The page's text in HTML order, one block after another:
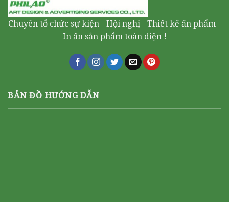
Chuyên tổ chức sự kiện - Hội nghị - Thiết kế ấn phẩm -
In ấn sản phẩm toàn diện !
BẢN ĐỒ HƯỚNG DẪN